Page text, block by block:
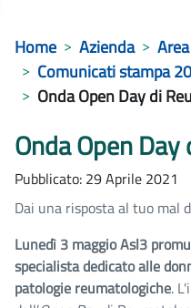
Home Azienda
Comunicati stampa
Onda Open Day di
Onda Open
Pubblicato: 29 Aprile 2021
Dai una risposta al tuo mal
Lunedì 3 maggio Asl3
specialista dedicato alle
patologie reumatologiche.